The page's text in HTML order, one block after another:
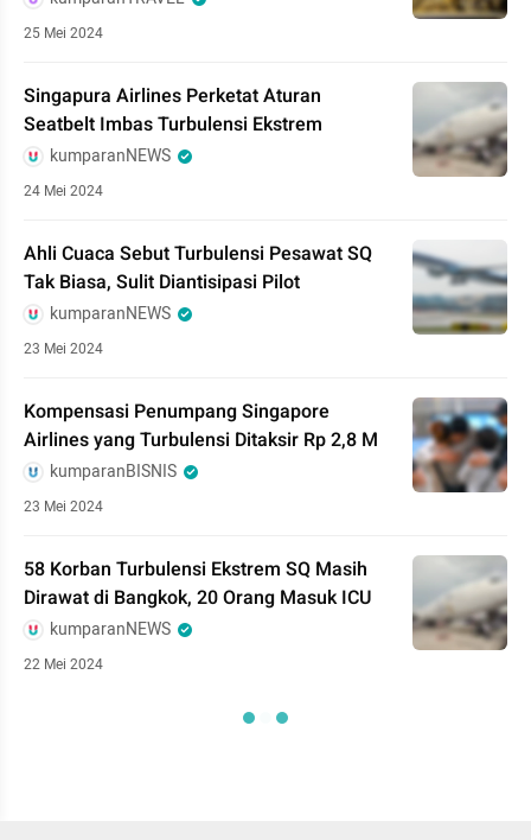
25 Mei 2024
Singapura Airlines Perketat Aturan
Seatbelt Imbas Turbulensi Ekstrem
kumparanNEWS
24 Mei 2024
Ahli Cuaca Sebut Turbulensi Pesawat SQ
Tak Biasa, Sulit Diantisipasi Pilot
kumparanNEWS
23 Mei 2024
Kompensasi Penumpang Singapore
Airlines yang Turbulensi Ditaksir Rp 2,8 M
kumparanBISNIS
23 Mei 2024
58 Korban Turbulensi Ekstrem SQ Masih
Dirawat di Bangkok, 20 Orang Masuk ICU
kumparanNEWS
22 Mei 2024